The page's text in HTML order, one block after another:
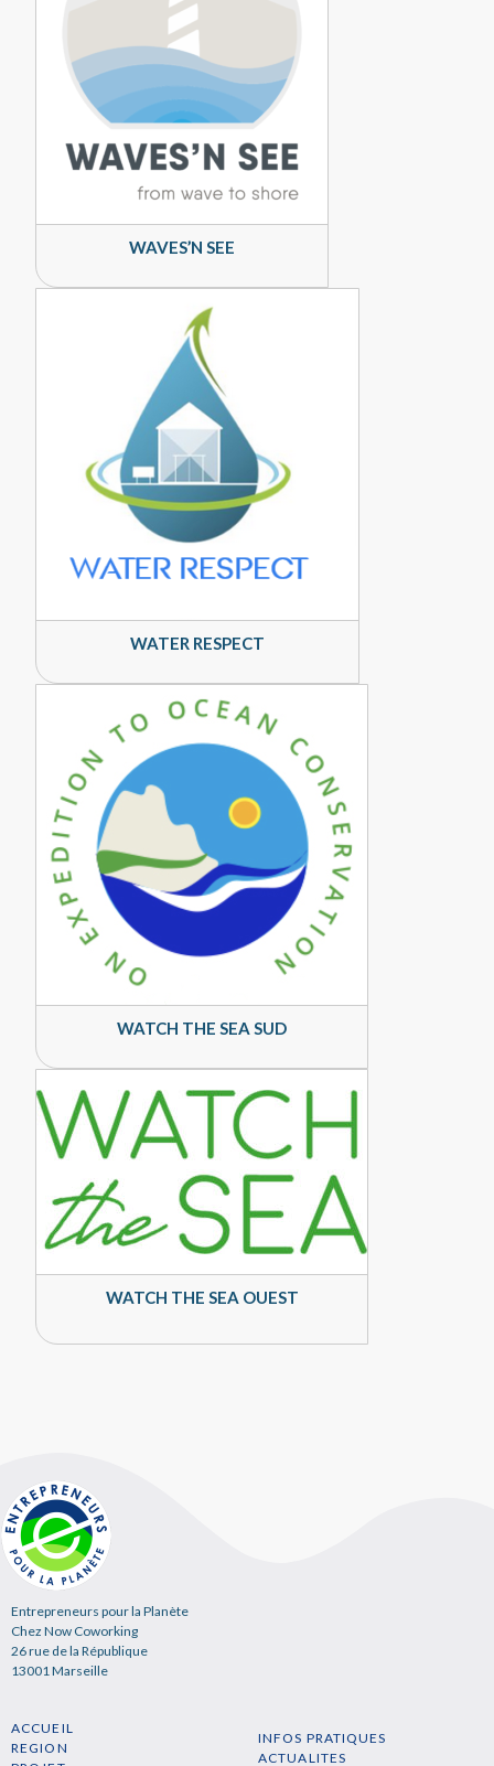
WAVES’N SEE
WATER RESPECT
WATCH THE SEA SUD
WATCH THE SEA OUEST
Entrepreneurs pour la Planète
Chez Now Coworking
26 rue de la République
13001 Marseille
ACCUEIL
REGION
INFOS PRATIQUES
ACTUALITES